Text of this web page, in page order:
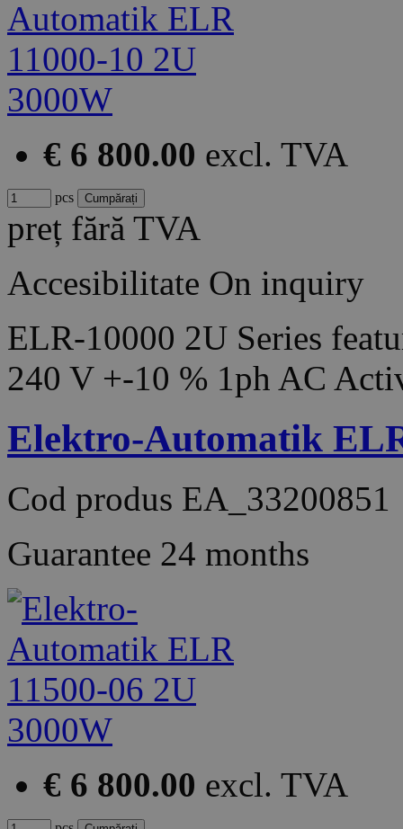
€ 6 800.00 excl. TVA
pcs
preț fără TVA
Accesibilitate On inquiry
ELR-10000 2U Series
240 V +-10 % 1ph AC
Elektro-Automatik
Cod produs EA_33200851
Guarantee 24 months
€ 6 800.00 excl. TVA